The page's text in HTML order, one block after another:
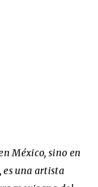
México, sino en
es una artista